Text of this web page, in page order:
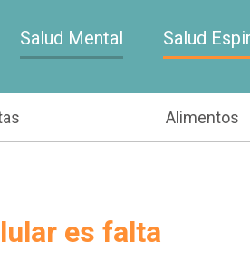
Salud Mental Salud
Alimentos
es falta